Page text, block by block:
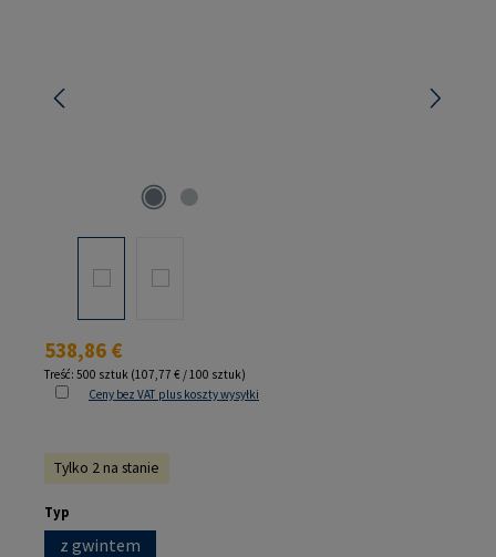
Cena regularna:
538,86 €
Treść: 500 sztuk (107,77 € / 100 sztuk)
Ceny bez VAT plus koszty wysyłki
Tylko 2 na stanie
Wybierz
Typ
z gwintem